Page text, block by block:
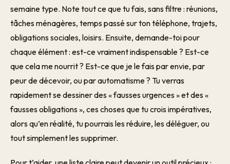
semaine type. Note tout ce que tu fais, sans filtre : réunions,
tâches ménagères, temps passé sur ton téléphone, trajets,
obligations sociales, loisirs. Ensuite, demande-toi pour
chaque élément : est-ce vraiment indispensable ? Est-ce
que cela me nourrit ? Est-ce que je le fais par envie, par
peur de décevoir, ou par automatisme ? Tu verras
rapidement se dessiner des « fausses urgences » et des «
fausses obligations », ces choses que tu crois impératives,
alors qu’en réalité, tu pourrais les réduire, les déléguer, ou
tout simplement les supprimer.